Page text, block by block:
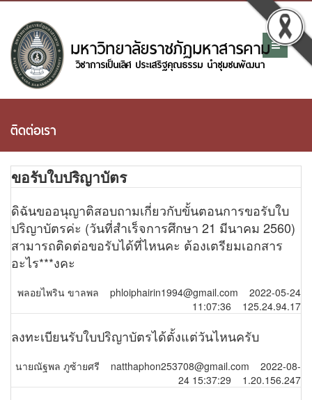
ติดต่อเรา
ขอรับใบปริญาบัตร
ดิฉันขออนุญาติสอบถามเกี่ยวกับขั้นตอนการขอรับใบ
ปริญาบัตรค่ะ (วันที่สำเร็จการศึกษา 21 มีนาคม 2560)
สามารถติดต่อขอรับได้ที่ไหนคะ ต้องเตรียมเอกสาร
อะไร***งคะ
พลอยไพริน ขาลพล phloiphairin1994@gmail.com 2022-05-24
11:07:36 125.24.94.17
ลงทะเบียนรับใบปริญาบัตรได้ตั้งแต่วันไหนครับ
นายณัฐพล ภูซ้ายศรี natthaphon253708@gmail.com 2022-08-
24 15:37:29 1.20.156.247